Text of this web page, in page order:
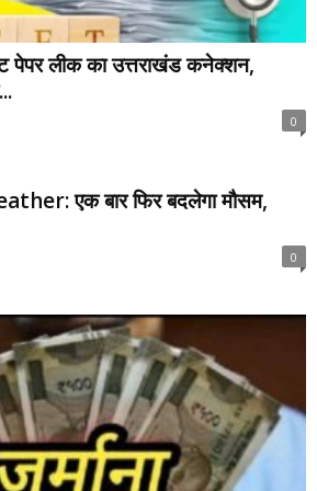
लीक का उत्तराखंड कनेक्शन,
0
एक बार फिर बदलेगा मौसम,
0